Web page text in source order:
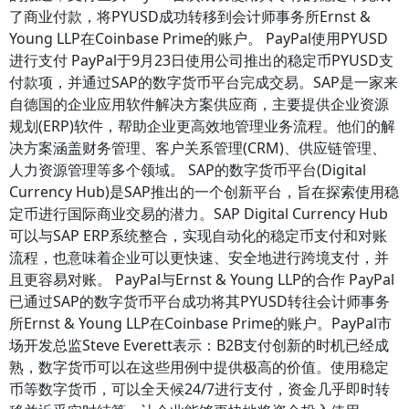
了商业付款，将PYUSD成功转移到会计师事务所Ernst &
Young LLP在Coinbase Prime的账户。 PayPal使用PYUSD
进行支付 PayPal于9月23日使用公司推出的稳定币PYUSD支
付款项，并通过SAP的数字货币平台完成交易。SAP是一家来
自德国的企业应用软件解决方案供应商，主要提供企业资源
规划(ERP)软件，帮助企业更高效地管理业务流程。他们的解
决方案涵盖财务管理、客户关系管理(CRM)、供应链管理、
人力资源管理等多个领域。 SAP的数字货币平台(Digital
Currency Hub)是SAP推出的一个创新平台，旨在探索使用稳
定币进行国际商业交易的潜力。SAP Digital Currency Hub
可以与SAP ERP系统整合，实现自动化的稳定币支付和对账
流程，也意味着企业可以更快速、安全地进行跨境支付，并
且更容易对账。 PayPal与Ernst & Young LLP的合作 PayPal
已通过SAP的数字货币平台成功将其PYUSD转往会计师事务
所Ernst & Young LLP在Coinbase Prime的账户。PayPal市
场开发总监Steve Everett表示：B2B支付创新的时机已经成
熟，数字货币可以在这些用例中提供极高的价值。使用稳定
币等数字货币，可以全天候24/7进行支付，资金几乎即时转